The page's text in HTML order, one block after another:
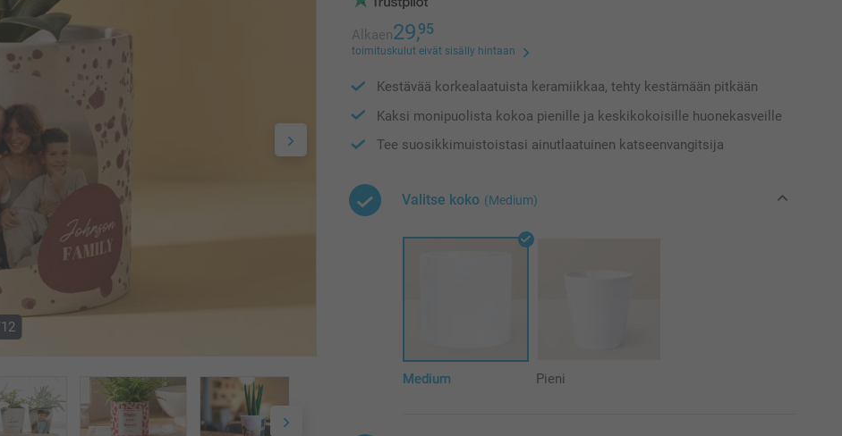
Alkaen29,95
toimituskulut eivät sisälly hintaan
Kestävää korkealaatuista keramiikkaa, tehty kestämään pitkään
Kaksi monipuolista kokoa pienille ja keskikokoisille huonekasveille
Tee suosikkimuistoistasi ainutlaatuinen katseenvangitsija
Valitse koko (Medium)
Medium Pieni